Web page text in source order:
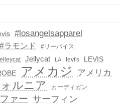
#losangelsapparel
#ラモンド
#リーバイス
Jellycat LA levi's
LEVIS
アメカジ アメリカ
ルニア カーディガン
ァー サーフィン